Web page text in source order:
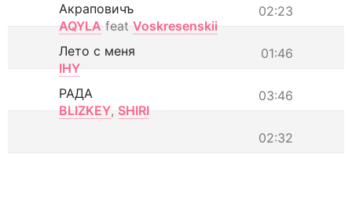
02:23
Акраповичъ
AQYLA feat Voskresenskii
01:46
Лето с меня
IHY
03:46
РАДА
BLIZKEY, SHIRI
02:32